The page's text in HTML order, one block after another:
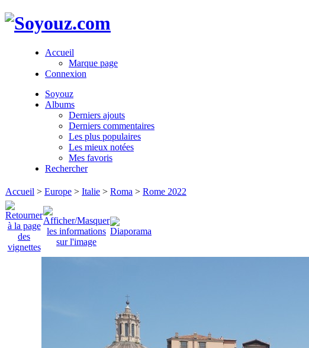
Accueil
Marque page
Connexion
Soyouz
Albums
Derniers ajouts
Derniers commentaires
Les plus populaires
Les mieux notées
Mes favoris
Rechercher
Accueil > Europe > Italie > Roma > Rome 2022